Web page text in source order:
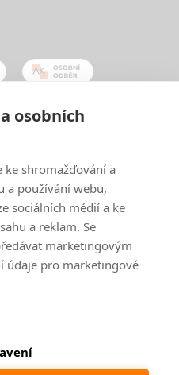
osobních
ke shromažďování a
a používání webu,
sociálních médií a ke
a reklam. Se
marketingovým
údaje pro marketingové
digital